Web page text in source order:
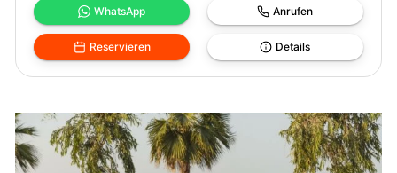
WhatsApp Anrufen
Reservieren Details